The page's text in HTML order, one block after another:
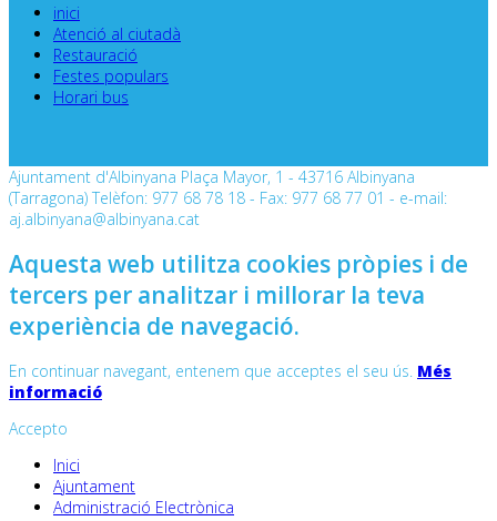
inici
Atenció al ciutadà
Restauració
Festes populars
Horari bus
Ajuntament d'Albinyana Plaça Mayor, 1 - 43716 Albinyana
(Tarragona) Telèfon: 977 68 78 18 - Fax: 977 68 77 01 - e-mail:
aj.albinyana@albinyana.cat
Aquesta web utilitza cookies pròpies i de
tercers per analitzar i millorar la teva
experiència de navegació.
En continuar navegant, entenem que acceptes el seu ús. Més
informació
Accepto
Inici
Ajuntament
Administració Electrònica